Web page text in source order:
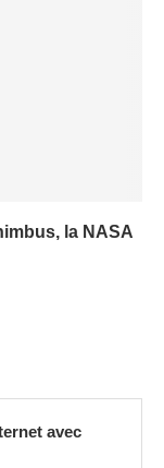
la NASA
avec